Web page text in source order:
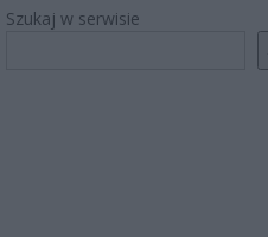
Szukaj w serwisie